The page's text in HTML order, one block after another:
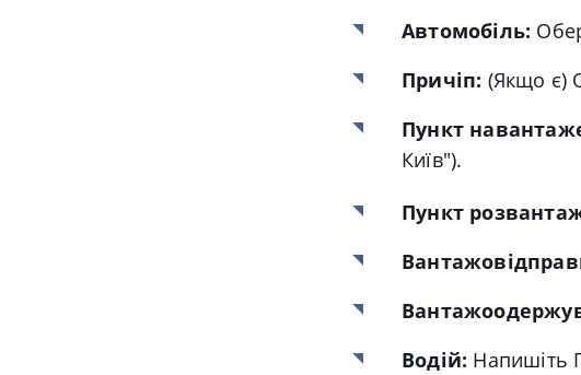
Автомобіль:
Причіп: (Якщо є)
Пункт
Київ").
Пункт
Водій: Напишіть